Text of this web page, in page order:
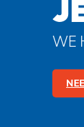
WE